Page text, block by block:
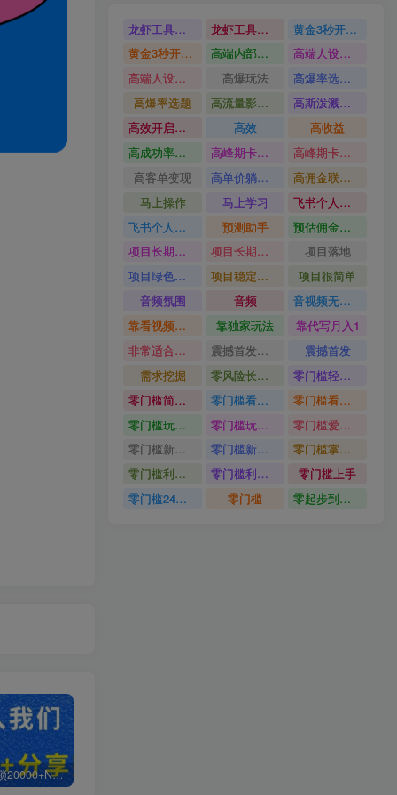
白菜价解锁20000+N个赚钱机会，加入轻创终点站会员，全站资源免费学习。
龙虾工具完整部署教学图文视频理财多赛道AI变现 龙虾工具完整部署教学
黄金3秒开头与标题海报玩法六大运营硬核技能高效变现
黄金3秒开头与标题海报玩法
高端内部魔灵召唤挂G打金
高端人设搭建积累客户信任图文剪辑谈单转化实操教学
高端人设搭建积累客户信任
高爆玩法
高爆率选题方法
高爆率选题
高流量影视片
高斯泼溅与游戏化交互课程
高效开启跨境賺钱新通道
高效
高收益
高成功率爆款全流程打法
高峰期卡顿利润被抽干私域直播核心痛点解析
高峰期卡顿利润被抽干
高客单变现
高单价躺賺玩法
高佣金联盟课
马上操作
马上学习
飞书个人版100G注册教程无需额外扩容
飞书个人版100G注册教程
预测助手
预估佣金有2200
项目长期稳定宝妈上班族既能兼职增收
项目长期稳定
项目落地
项目绿色长久
项目稳定落地两年以上
项目很简单
音频氛围
音频
音视频无损切割剪辑神器
靠看视频就能在YouTube上賺到钱
靠独家玩法
靠代写月入1
非常适合小白快速上手
震撼首发小白利用电脑做游戏搬砖
震撼首发
需求挖掘
零风险长期做
零门槛轻资产创业
零门槛简单易上手
零门槛看完就能上手只需一部手机轻松日收30
零门槛看完就能上手
零门槛玩转伙伴计划与精选独家单日稳定收益1k
零门槛玩转伙伴计划与精选独家
零门槛爱奇艺变现冷门赛道
零门槛新手快速入门闲鱼电商日赚百元新手必看教程
零门槛新手快速入门闲鱼电商日赚百元
零门槛掌握汽车赛道变现玩法
零门槛利用AI只需几分钟轻松做出带货短视频
零门槛利用AI
零门槛上手
零门槛24小时无人值守被动创收项目
零门槛 零起步到独立实操